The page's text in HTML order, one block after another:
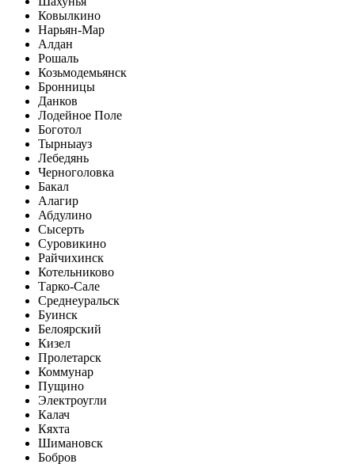
Ковылкино
Нарьян-Мар
Алдан
Рошаль
Козьмодемьянск
Бронницы
Данков
Лодейное Поле
Боготол
Тырныауз
Лебедянь
Черноголовка
Бакал
Алагир
Абдулино
Сысерть
Суровикино
Райчихинск
Котельниково
Тарко-Сале
Среднеуральск
Буинск
Белоярский
Кизел
Пролетарск
Коммунар
Пущино
Электроугли
Калач
Кяхта
Шимановск
Бобров